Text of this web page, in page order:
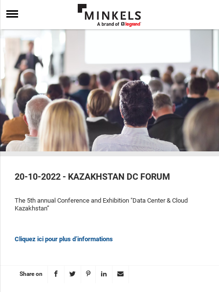
20-10-2022 - KAZAKHSTAN DC FORUM
The 5th annual Conference and Exhibition "Data Center & Cloud
Kazakhstan”
Cliquez ici pour plus d’informations
Share on